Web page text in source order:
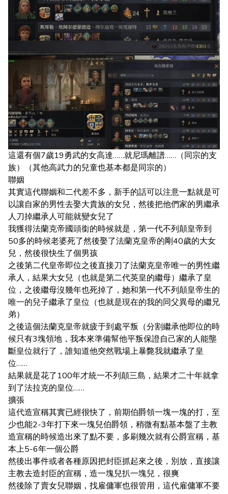
這還有個7歲19勇武的女高達……就尼瑪離譜……（同宗的支
族）（其他高武力的兒童也基本都是同宗的）
聯姻
其實這代聯姻和二代差不多，新手的話可以注意一點就是可
以讓自家的男性去娶大貴族的女兒，然後把他們家的男繼承
人刀掉繼承人可能就變女兒了
我獲得法蘭克帝國頭銜的時候就是，第一代不列顛皇帝到
50多的時候老婆死了然後娶了法蘭克皇帝的剛40歲的大女
兒，然後很快生了個男孩
之後第二代皇帝即位之後直接刀了法蘭克皇帝唯一的男性繼
承人，結果大女兒（也就是第二代英皇的繼母）繼承了皇
位，之後繼母沒幾年也死掉了，她和第一代不列顛皇帝生的
唯一的兒子繼承了皇位（也就是現在的我的同父異母的繼兄
弟）
之後這個法蘭克皇帝就疲于到處平叛（分割繼承他即位的時
候只有3塊領地，我本來準備幫他平叛保證自己家的人能壟
斷皇位就行了，誰知道他突然戰場上暴斃我就繼承了皇
位……
結果就是花了100年才統一不列顛三島，結果才二十年就拿
到了法拉克的皇位……
擴張
這代造宣稱其實已經很快了，前期伯爵領一塊一塊的打，至
少也能2-3年打下來一塊兒伯爵領，稍微有點基本盤了主教
造宣稱的時候造出來了點不要，多刷幾次就有公爵宣稱，基
本上5-6年一個公爵
然後出事件或者各種原因把封臣抓起來之後，別放，直接讓
主教去造封臣的宣稱，造一塊兒扒一塊兒，很爽
然後除了賣女兒聯姻，找雇傭軍也很管用，這代雇傭軍不要